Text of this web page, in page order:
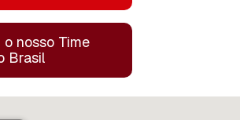
nosso Time
Brasil